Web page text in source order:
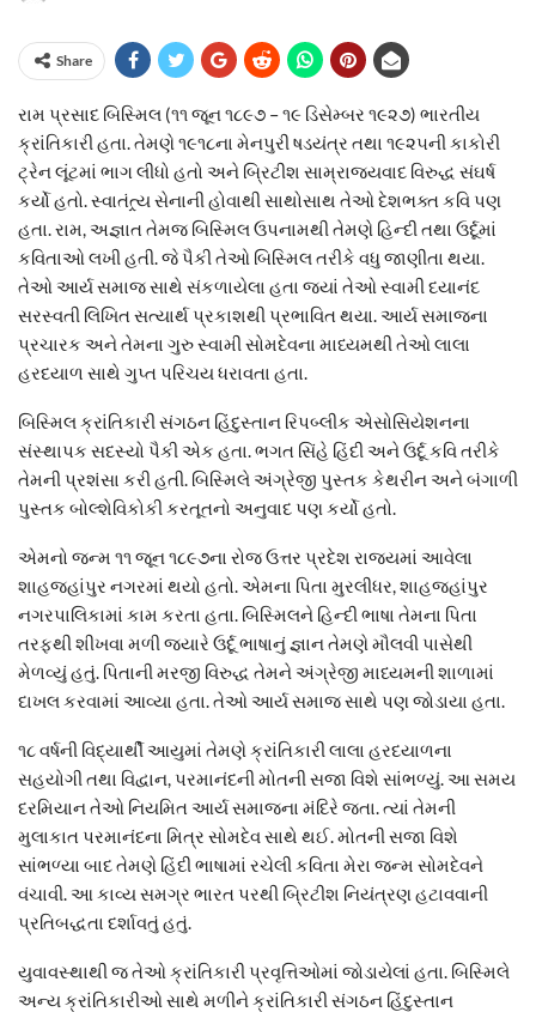
Share
રામ પ્રસાદ બિસ્મિલ (૧૧ જૂન ૧૮૯૭ – ૧૯ ડિસેમ્બર ૧૯૨૭) ભારતીય
ક્રાંતિકારી હતા. તેમણે ૧૯૧૮ના મેનપુરી ષડયંત્ર તથા ૧૯૨૫ની કાકોરી
ટ્રેન લૂંટમાં ભાગ લીધો હતો અને બ્રિટીશ સામ્રાજ્યવાદ વિરુદ્ધ સંઘર્ષ
કર્યો હતો. સ્વાતંત્ર્ય સેનાની હોવાથી સાથોસાથ તેઓ દેશભક્ત કવિ પણ
હતા. રામ, અજ્ઞાત તેમજ બિસ્મિલ ઉપનામથી તેમણે હિન્દી તથા ઉર્દૂમાં
કવિતાઓ લખી હતી. જે પૈકી તેઓ બિસ્મિલ તરીકે વધુ જાણીતા થયા.
તેઓ આર્ય સમાજ સાથે સંકળાયેલા હતા જ્યાં તેઓ સ્વામી દયાનંદ
સરસ્વતી લિખિત સત્યાર્થ પ્રકાશથી પ્રભાવિત થયા. આર્ય સમાજના
પ્રચારક અને તેમના ગુરુ સ્વામી સોમદેવના માધ્યમથી તેઓ લાલા
હરદયાળ સાથે ગુપ્ત પરિચય ધરાવતા હતા.
બિસ્મિલ ક્રાંતિકારી સંગઠન હિંદુસ્તાન રિપબ્લીક એસોસિયેશનના
સંસ્થાપક સદસ્યો પૈકી એક હતા. ભગત સિંહે હિંદી અને ઉર્દૂ કવિ તરીકે
તેમની પ્રશંસા કરી હતી. બિસ્મિલે અંગ્રેજી પુસ્તક કેથરીન અને બંગાળી
પુસ્તક બોલ્શેવિકોકી કરતૂતનો અનુવાદ પણ કર્યો હતો.
એમનો જન્મ ૧૧ જૂન ૧૮૯૭ના રોજ ઉત્તર પ્રદેશ રાજ્યમાં આવેલા
શાહજહાંપુર નગરમાં થયો હતો. એમના પિતા મુરલીધર, શાહજહાંપુર
નગરપાલિકામાં કામ કરતા હતા. બિસ્મિલને હિન્દી ભાષા તેમના પિતા
તરફથી શીખવા મળી જ્યારે ઉર્દૂ ભાષાનું જ્ઞાન તેમણે મૌલવી પાસેથી
મેળવ્યું હતું. પિતાની મરજી વિરુદ્ધ તેમને અંગ્રેજી માધ્યમની શાળામાં
દાખલ કરવામાં આવ્યા હતા. તેઓ આર્ય સમાજ સાથે પણ જોડાયા હતા.
૧૮ વર્ષની વિદ્યાર્થી આયુમાં તેમણે ક્રાંતિકારી લાલા હરદયાળના
સહયોગી તથા વિદ્વાન, પરમાનંદની મોતની સજા વિશે સાંભળ્યું. આ સમય
દરમિયાન તેઓ નિયમિત આર્ય સમાજના મંદિરે જતા. ત્યાં તેમની
મુલાકાત પરમાનંદના મિત્ર સોમદેવ સાથે થઈ. મોતની સજા વિશે
સાંભળ્યા બાદ તેમણે હિંદી ભાષામાં રચેલી કવિતા મેરા જન્મ સોમદેવને
વંચાવી. આ કાવ્ય સમગ્ર ભારત પરથી બ્રિટીશ નિયંત્રણ હટાવવાની
પ્રતિબદ્ધતા દર્શાવતું હતું.
યુવાવસ્થાથી જ તેઓ ક્રાંતિકારી પ્રવૃત્તિઓમાં જોડાયેલાં હતા. બિસ્મિલે
અન્ય ક્રાંતિકારીઓ સાથે મળીને ક્રાંતિકારી સંગઠન હિંદુસ્તાન